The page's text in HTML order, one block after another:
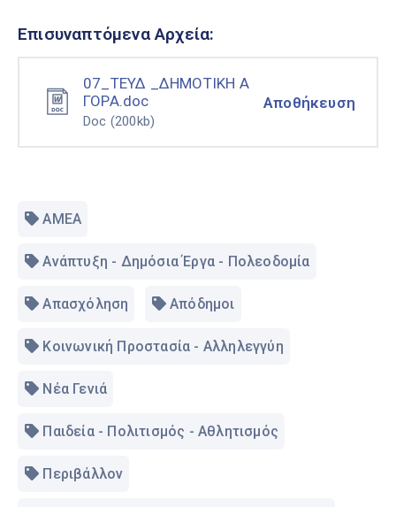
Επισυναπτόμενα Αρχεία:
07_ΤΕΥΔ _ΔΗΜΟΤΙΚΗ Α
ΓΟΡΑ.doc
Doc (200kb)
Αποθήκευση
ΑΜΕΑ
Ανάπτυξη - Δημόσια Έργα - Πολεοδομία
Απασχόληση Απόδημοι
Κοινωνική Προστασία - Αλληλεγγύη
Νέα Γενιά
Παιδεία - Πολιτισμός - Αθλητισμός
Περιβάλλον